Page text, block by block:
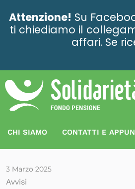
Attenzione! Su
ti chiediamo il
affari. Se
CHI SIAMO CONTATTI E
3 Marzo 2025
Avvisi